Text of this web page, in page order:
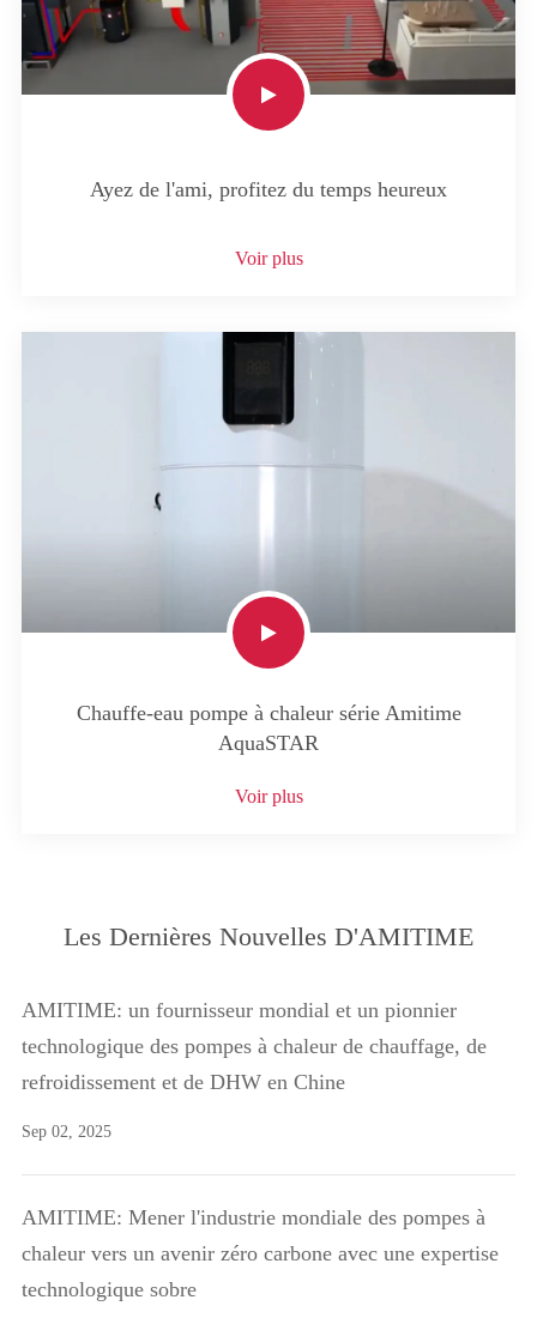
Ayez de l'ami, profitez du temps heureux
Voir plus
Chauffe-eau pompe à chaleur série Amitime
AquaSTAR
Voir plus
Les Dernières Nouvelles D'AMITIME
AMITIME: un fournisseur mondial et un pionnier
technologique des pompes à chaleur de chauffage, de
refroidissement et de DHW en Chine
Sep 02, 2025
AMITIME: Mener l'industrie mondiale des pompes à
chaleur vers un avenir zéro carbone avec une expertise
technologique sobre